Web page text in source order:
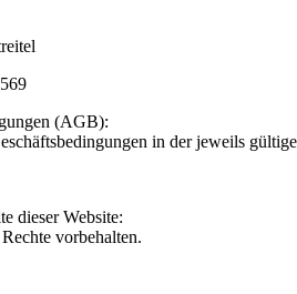
(AGB):
in der jeweils
dieser Website:
vorbehalten.